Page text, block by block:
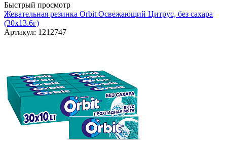
Быстрый просмотр
Жевательная резинка Orbit Освежающий Цитрус, без сахара
(30х13.6г)
Артикул: 1212747